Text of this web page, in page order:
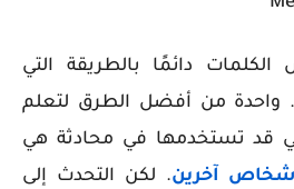
دائمًا بالطريقة التي
واحدة من أفضل الطرق لتعلم
قد تستخدمها في محادثة هي
آخرين. لكن التحدث إلى